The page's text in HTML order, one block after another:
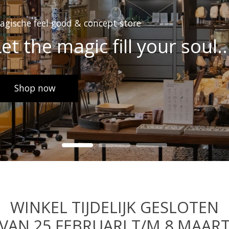
feel good & concept store
the magic fill your
Shop now
WINKEL TIJDELIJK GESLOTEN